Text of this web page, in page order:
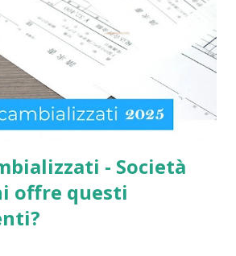
e determinato in base alle norme
legge di aiuto e sostegno per le
che le domande potranno essere
italiani, cittadini comunitari e
- Società
offre questi